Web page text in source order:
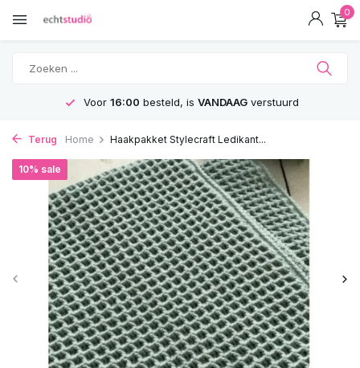
0
Voor 16:00 besteld, is VANDAAGverstuurd
Terug Home Haakpakket Stylecraft Ledikant...
10% sale